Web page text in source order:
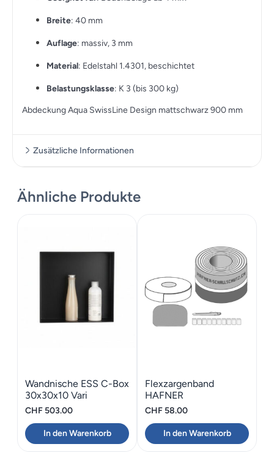
Breite: 40 mm
Auflage: massiv, 3 mm
Material: Edelstahl 1.4301, beschichtet
Belastungsklasse: K 3 (bis 300 kg)
Abdeckung Aqua SwissLine Design mattschwarz 900 mm
Zusätzliche Informationen
Zusätzliche Informationen
Ähnliche Produkte
Wandnische ESS C-Box
30x30x10 Vari
CHF 503.00
In den Warenkorb
Flexzargenband
HAFNER
Flexzargenband
CHF 58.00
In den Warenkorb